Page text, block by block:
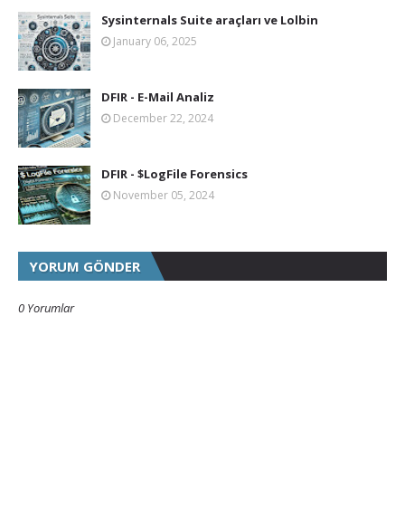
Sysinternals Suite araçları ve Lolbin
January 06, 2025
DFIR - E-Mail Analiz
December 22, 2024
DFIR - $LogFile Forensics
November 05, 2024
YORUM GÖNDER
0 Yorumlar